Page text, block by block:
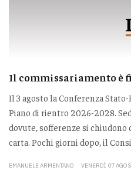
Il commissariamento è
Il 3 agosto la Conferenza
Piano di rientro 2026-2028.
dovute, sofferenze si chiudono
carta. Pochi giorni dopo, il
EMANUELE ARMENTANO VENERDÌ 07